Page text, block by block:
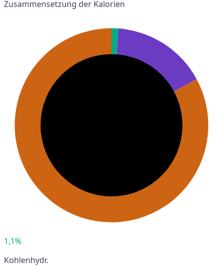
Zusammensetzung der Kalorien
1,1%
Kohlenhydr.